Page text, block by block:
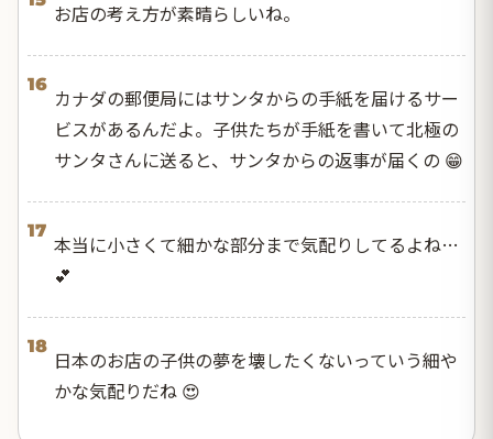
お店の考え方が素晴らしいね。
16
カナダの郵便局にはサンタからの手紙を届けるサー
ビスがあるんだよ。子供たちが手紙を書いて北極の
サンタさんに送ると、サンタからの返事が届くの 😁
17
本当に小さくて細かな部分まで気配りしてるよね…
💕
18
日本のお店の子供の夢を壊したくないっていう細や
かな気配りだね 😍